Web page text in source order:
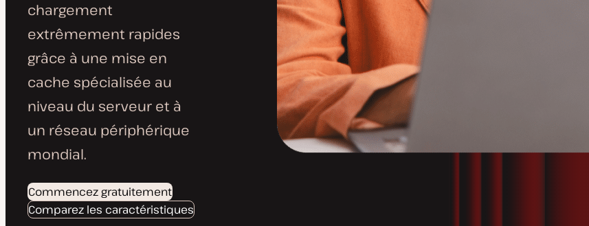
chargement
extrêmement rapides
grâce à une mise en
cache spécialisée au
niveau du serveur et à
un réseau périphérique
mondial.
Commencez gratuitement
Comparez les caractéristiques